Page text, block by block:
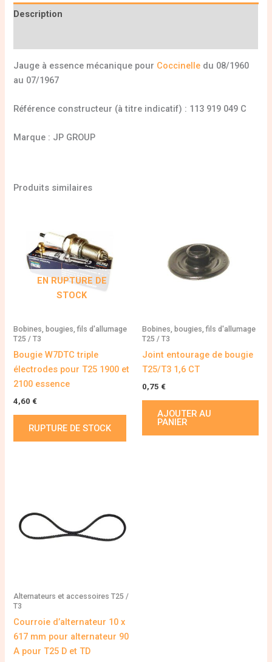
Description
Jauge à essence mécanique pour Coccinelle du 08/1960
au 07/1967
Référence constructeur (à titre indicatif) : 113 919 049 C
Marque : JP GROUP
Produits similaires
EN RUPTURE DE
STOCK
Bobines, bougies, fils d'allumage
T25 / T3
Bougie W7DTC triple
électrodes pour T25 1900 et
2100 essence
4,60 €
RUPTURE DE STOCK
Bobines, bougies, fils d'allumage
T25 / T3
Joint entourage de bougie
T25/T3 1,6 CT
0,75 €
AJOUTER AU
PANIER
Alternateurs et accessoires T25 /
T3
Courroie d’alternateur 10 x
617 mm pour alternateur 90
A pour T25 D et TD